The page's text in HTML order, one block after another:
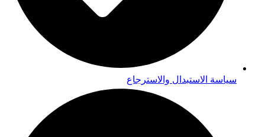
سياسة الاستبدال والاسترجاع